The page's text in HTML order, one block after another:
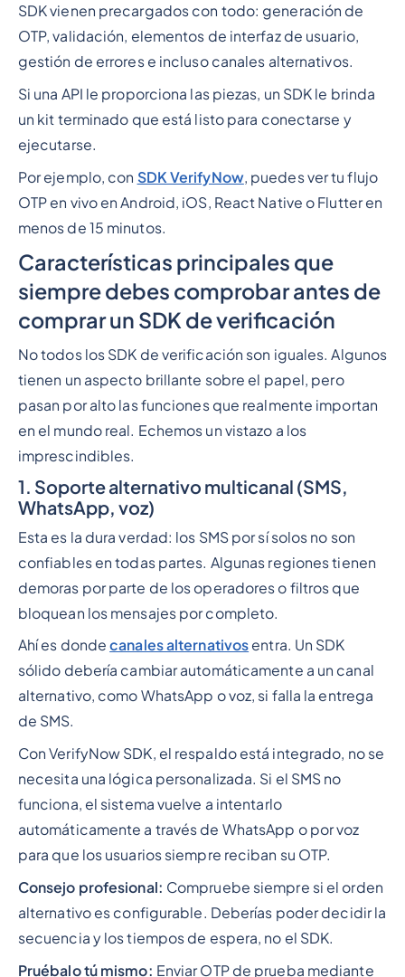
SDK vienen precargados con todo: generación de
OTP, validación, elementos de interfaz de usuario,
gestión de errores e incluso canales alternativos.
Si una API le proporciona las piezas, un SDK le brinda
un kit terminado que está listo para conectarse y
ejecutarse.
Por ejemplo, con SDK VerifyNow, puedes ver tu flujo
OTP en vivo en Android, iOS, React Native o Flutter en
menos de 15 minutos.
Características principales que
siempre debes comprobar antes de
comprar un SDK de verificación
No todos los SDK de verificación son iguales. Algunos
tienen un aspecto brillante sobre el papel, pero
pasan por alto las funciones que realmente importan
en el mundo real. Echemos un vistazo a los
imprescindibles.
1. Soporte alternativo multicanal (SMS,
WhatsApp, voz)
Esta es la dura verdad: los SMS por sí solos no son
confiables en todas partes. Algunas regiones tienen
demoras por parte de los operadores o filtros que
bloquean los mensajes por completo.
Ahí es dondecanales alternativos entra. Un SDK
sólido debería cambiar automáticamente a un canal
alternativo, como WhatsApp o voz, si falla la entrega
de SMS.
Con VerifyNow SDK, el respaldo está integrado, no se
necesita una lógica personalizada. Si el SMS no
funciona, el sistema vuelve a intentarlo
automáticamente a través de WhatsApp o por voz
para que los usuarios siempre reciban su OTP.
Consejo profesional: Compruebe siempre si el orden
alternativo es configurable. Deberías poder decidir la
secuencia y los tiempos de espera, no el SDK.
Pruébalo tú mismo: Enviar OTP de prueba mediante